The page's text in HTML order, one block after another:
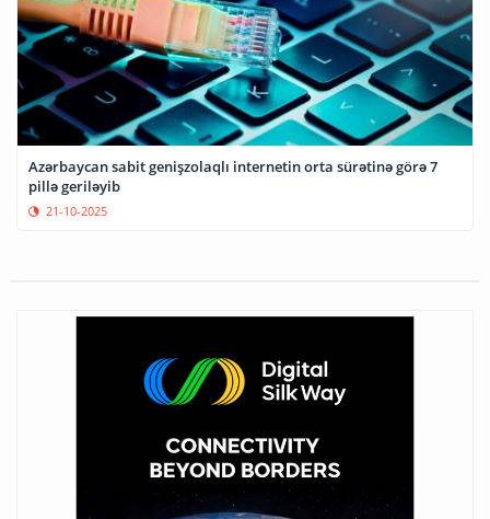
Azərbaycan sabit genişzolaqlı internetin orta sürətinə görə 7
pillə geriləyib
21-10-2025